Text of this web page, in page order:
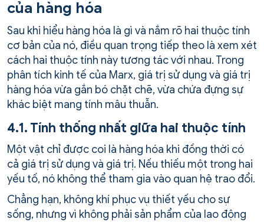
của hàng hóa
Sau khi hiểu hàng hóa là gì và nắm rõ hai thuộc tính
cơ bản của nó, điều quan trọng tiếp theo là xem xét
cách hai thuộc tính này tương tác với nhau. Trong
phân tích kinh tế của Marx, giá trị sử dụng và giá trị
hàng hóa vừa gắn bó chặt chẽ, vừa chứa đựng sự
khác biệt mang tính mâu thuẫn.
4.1. Tính thống nhất giữa hai thuộc tính
Một vật chỉ được coi là hàng hóa khi đồng thời có
cả giá trị sử dụng và giá trị. Nếu thiếu một trong hai
yếu tố, nó không thể tham gia vào quan hệ trao đổi.
Chẳng hạn, không khí phục vụ thiết yếu cho sự
sống, nhưng vì không phải sản phẩm của lao động